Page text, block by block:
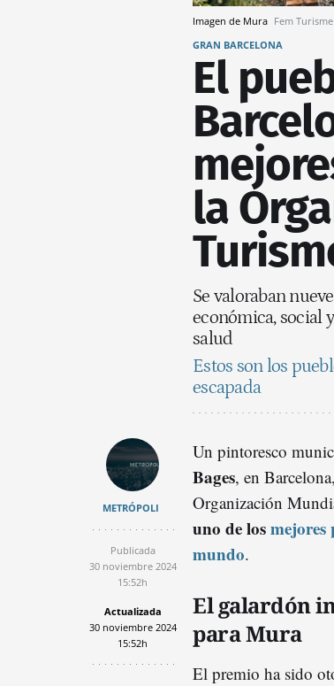
Imagen de Mura Fem Turisme
GRAN BARCELONA
El
la
Se valoraban
económica, social
salud
Estos son los
escapada
METRÓPOLI
Publicada
30 noviembre 2024
15:52h
Actualizada
30 noviembre 2024
15:52h
Un pintoresco
Bages, en
Organización
uno de losmejores
mundo.
El galardón
para Mura
El premio ha sido